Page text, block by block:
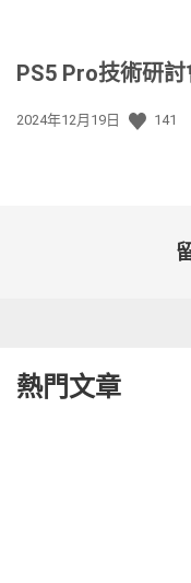
PS5 Pro技術研
發
2024年12月19日 141
熱門文章